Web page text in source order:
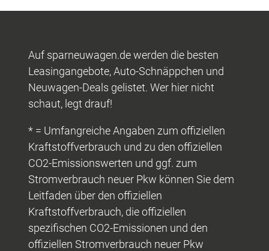
Auf sparneuwagen.de werden die besten
Leasingangebote, Auto-Schnäppchen und
Neuwagen-Deals gelistet. Wer hier nicht
schaut, legt drauf!
* = Umfangreiche Angaben zum offiziellen
Kraftstoffverbrauch und zu den offiziellen
CO2-Emissionswerten und ggf. zum
Stromverbrauch neuer Pkw können Sie dem
Leitfaden über den offiziellen
Kraftstoffverbrauch, die offiziellen
spezifischen CO2-Emissionen und den
offiziellen Stromverbrauch neuer Pkw